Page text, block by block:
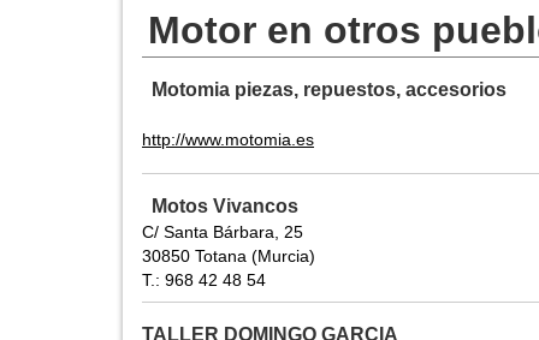
Motor en otros
Motomia piezas, repuestos, accesorios
http://www.motomia.es
Motos Vivancos
C/ Santa Bárbara, 25
30850 Totana (Murcia)
T.: 968 42 48 54
TALLER DOMINGO GARCIA